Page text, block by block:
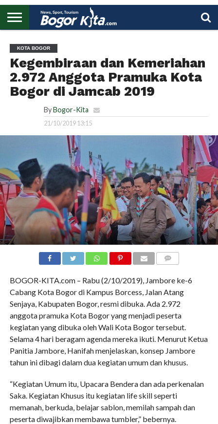
UTAMA
KOTA BOGOR
Kegembiraan dan Kemeriahan
2.972 Anggota Pramuka Kota
Bogor di Jamcab 2019
By Bogor-Kita
21/10/2019 13:15
BOGOR-KITA.com – Rabu (2/10/2019), Jambore ke-6
Cabang Kota Bogor di Kampus Borcess, Jalan Atang
Senjaya, Kabupaten Bogor, resmi dibuka. Ada 2.972
anggota pramuka Kota Bogor yang menjadi peserta
kegiatan yang dibuka oleh Wali Kota Bogor tersebut.
Selama 4 hari beragam agenda mereka ikuti. Menurut Ketua
Panitia Jambore, Hanifah menjelaskan, konsep Jambore
tahun ini dibagi dalam dua kegiatan umum dan khusus.
“Kegiatan Umum itu, Upacara Bendera dan ada perkenalan
Saka. Kegiatan Khusus itu kegiatan life skill seperti
memanah, berkuda, belajar sablon, memilah sampah dan
peserta diwajibkan membawa tumbler,” bebernya.